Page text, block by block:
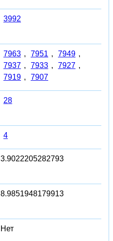
3992
7963 , 7951 , 7949 ,
7937 , 7933 , 7927 ,
7919 , 7907
28
4
3.9022205282793
8.9851948179913
Нет